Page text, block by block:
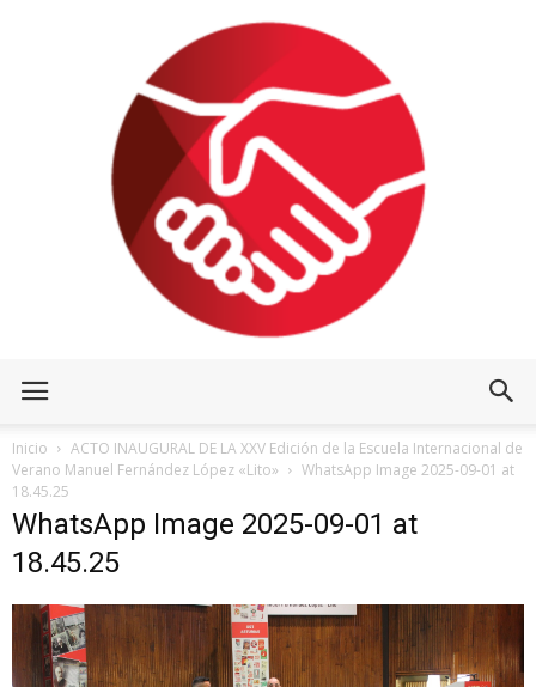
Inicio
ACTO INAUGURAL DE LA XXV Edición de la Escuela Internacional de
Verano Manuel Fernández López «Lito»
WhatsApp Image 2025-09-01 at
18.45.25
WhatsApp Image 2025-09-01 at
18.45.25